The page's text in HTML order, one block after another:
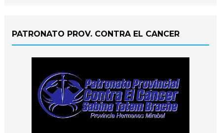
PATRONATO PROV. CONTRA EL CANCER